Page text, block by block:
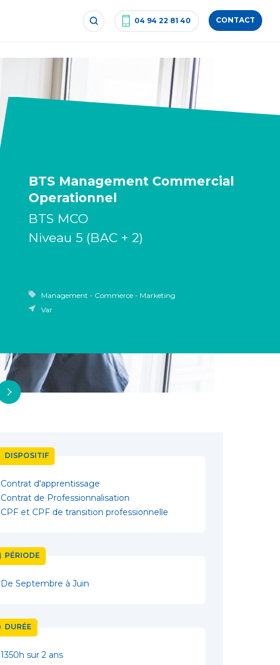
04 94 22 81 40 CONTACT
BTS Management Commercial
Operationnel
BTS MCO
Niveau 5 (BAC + 2)
Management - Commerce - Marketing
Var
DISPOSITIF
Contrat d'apprentissage
Contrat de Professionnalisation
CPF et CPF de transition professionnelle
PÉRIODE
De Septembre à Juin
DURÉE
1350h sur 2 ans